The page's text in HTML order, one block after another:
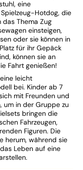
eine
Hotdog, die
das Thema Zug
einsteigen,
oder sie können in
für ihr Gepäck
können sie an
Fahrt genießen!
leicht
bei. Kinder ab 7
mit Freunden und
um in der Gruppe zu
bringen die
Fahrzeugen,
Figuren. Die
herum, während sie
Leben auf eine